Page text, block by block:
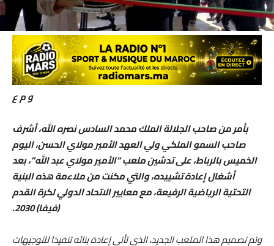
و م ع
بأمر من صاحب الجلالة الملك محمد السادس نصره الله، أشرف
صاحب السمو الملكي ولي العهد الأمير مولاي الحسن، اليوم
الخميس بالرباط، على تدشين ملعب “الأمير مولاي عبد الله”، بعد
أشغال إعادة تشييده، والتي مكنت من ملاءمة هذه البنية
التحتية الرياضية الرفيعة، مع معايير الاتحاد الدولي لكرة القدم
(فيفا) 2030.
وتم تصميم هذا الملعب الجديد، الذي تأتي إعادة بنائه تنفيذا للتوجيهات